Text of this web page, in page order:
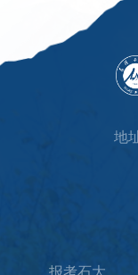
地
报考石大